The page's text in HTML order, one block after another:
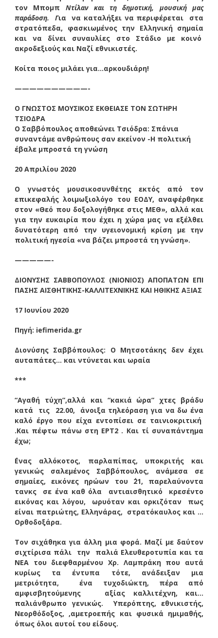
τον Μπομπ Ντίλαν και τη δημοτική, μουσική μας
παράδοση.
Για να καταλήξει να περιφέρεται στα
στρατόπεδα, φασκιωμένος την Ελληνική σημαία
και να δίνει συναυλίες στο Στάδιο με κοινό
ακροδεξιούς και Ναζί εθνικιστές.
Κοίτα ποιος μιλάει για…αρκουδιάρη!
——————————-
Ο ΓΝΩΣΤΟΣ ΜΟΥΣΙΚΟΣ ΕΚΘΕΙΑΣΕ ΤΟΝ ΣΩΤΗΡΗ
ΤΣΙΟΔΡΑ
Ο Σαββόπουλος αποθεώνει Τσιόδρα: Σπάνια
συναντάμε ανθρώπους σαν εκείνον -Η πολιτική
έβαλε μπροστά τη γνώση
20 Απριλίου 2020
Ο γνωστός μουσικοσυνθέτης εκτός από τον
επικεφαλής λοιμωξιολόγο του ΕΟΔΥ, αναφέρθηκε
στον «Θεό που δοξολογήθηκε στις ΜΕΘ», αλλά και
για την ευκαιρία που έχει η χώρα μας να εξέλθει
δυνατότερη από την υγειονομική κρίση με την
πολιτική ηγεσία «να βάζει μπροστά τη γνώση».
—————-
ΔΙΟΝΥΣΗΣ ΣΑΒΒΟΠΟΥΛΟΣ (ΝΙΟΝΙΟΣ) ΑΠΟΠΑΤΩΝ ΕΠΙ
ΠΑΣΗΣ ΑΙΣΘΗΤΙΚΗΣ-ΚΑΛΛΙΤΕΧΝΙΚΗΣ ΚΑΙ ΗΘΙΚΗΣ ΑΞΙΑΣ
17 Ιουνίου 2020
Πηγή: iefimerida.gr
Διονύσης Σαββόπουλος: Ο Μητσοτάκης δεν έχει
αυταπάτες… και ντύνεται και ωραία
***
“Αγαθή τύχη”,αλλά και “κακιά ώρα” χτες βράδυ
κατά τις 22.00, άνοιξα τηλεόραση για να δω ένα
καλό έργο που είχα εντοπίσει σε ταινιοκριτική
.Και πέφτω πάνω στη ΕΡΤ2 . Και τί συναπάντημα
έχω;
΄Ενας αλλόκοτος, παρλαπίπας, υποκριτής και
γενικώς σαλεμένος Σαββόπουλος, ανάμεσα σε
σημαίες, εικόνες ηρώων του ΄21, παρελαύνοντα
τανκς σε ένα καθ όλα αντιαισθητικό κρεσέντο
εικόνας και λόγου, ωρυόταν και ορκιζόταν πως
είναι πατριώτης, Ελληνάρας, στρατόκαυλος και …
Ορθοδοξάρα.
Τον σιχάθηκα για άλλη μια φορά. Μαζί με δαύτον
σιχτίρισα πάλι την παλιά Ελευθεροτυπία και τα
ΝΕΑ του διεφθαρμένου Χρ. Λαμπράκη που αυτά
κυρίως τα έντυπα τότε, ανάδειξαν μια
μετριότητα, ένα τυχοδιώκτη, πέρα από
αμφισβητούμενης αξίας καλλιτέχνη, και…
παλιάνθρωπο γενικώς. Υπερόπτης, εθνικιστής,
Νεορθόδοξος, ,αμετροεπής και φυσικά ημιμαθής,
όπως όλοι αυτοί του είδους.